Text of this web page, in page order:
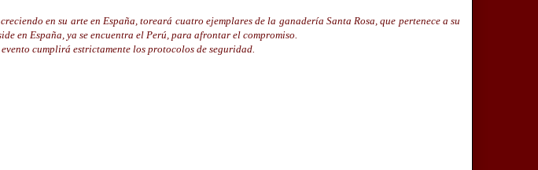
en su arte en España, toreará cuatro ejemplares de la ganadería Santa Rosa, que pertenece a su
en España, ya se encuentra el Perú, para afrontar el compromiso.
cumplirá estrictamente los protocolos de seguridad.